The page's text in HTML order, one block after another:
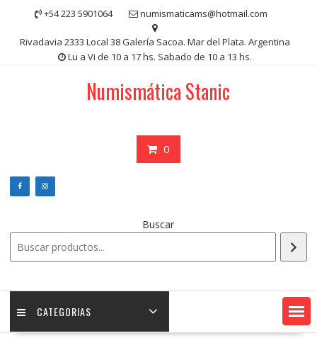
contenido
+54 223 5901064 numismaticams@hotmail.com
Rivadavia 2333 Local 38 Galería Sacoa. Mar del Plata. Argentina
Lu a Vi de 10 a 17 hs. Sabado de 10 a 13 hs.
Numismática Stanic
0
Buscar
CATEGORIAS